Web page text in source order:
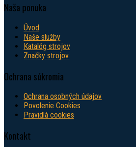
Naša ponuka
Úvod
Naše služby
Katalóg strojov
Značky strojov
Ochrana súkromia
Ochrana osobných údajov
Povolenie Cookies
Pravidlá cookies
Kontakt